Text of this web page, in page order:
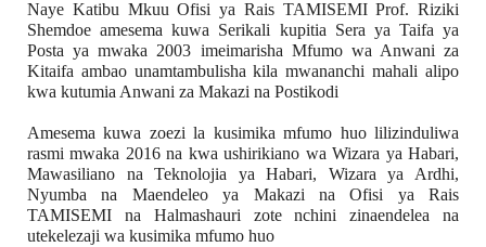
Naye Katibu Mkuu Ofisi ya Rais TAMISEMI Prof. Riziki
Shemdoe amesema kuwa Serikali kupitia Sera ya Taifa ya
Posta ya mwaka 2003 imeimarisha Mfumo wa Anwani za
Kitaifa ambao unamtambulisha kila mwananchi mahali alipo
kwa kutumia Anwani za Makazi na Postikodi
Amesema kuwa zoezi la kusimika mfumo huo lilizinduliwa
rasmi mwaka 2016 na kwa ushirikiano wa Wizara ya Habari,
Mawasiliano na Teknolojia ya Habari, Wizara ya Ardhi,
Nyumba na Maendeleo ya Makazi na Ofisi ya Rais
TAMISEMI na Halmashauri zote nchini zinaendelea na
utekelezaji wa kusimika mfumo huo